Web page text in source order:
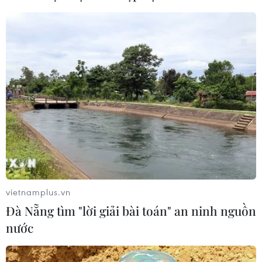
đường dài?
HLV Kim Sang-sik: 'Tuyển Việt Nam
hướng tới chiến thắng để giữ ngôi
đầu bảng'
06/08/2026 07:25
Chủ tịch Liên đoàn Bóng đá thế giới
chịu sức ép chưa từng có
Futsal Việt Nam bất bại sau trận hòa
khó tin trước chủ nhà Thái Lan
vietnamplus.vn
Đà Nẵng tìm "lời giải bài toán" an ninh nguồn
nước